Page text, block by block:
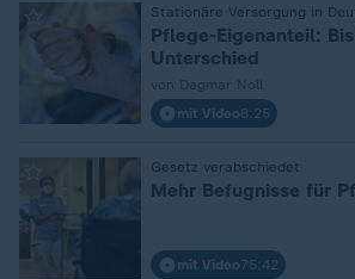
Stationäre Versorgung in
Pflege-Eigenanteil:
Unterschied
mit Video8:25
Gesetz verabschiedet
Mehr Befugnisse für
mit Video75:42